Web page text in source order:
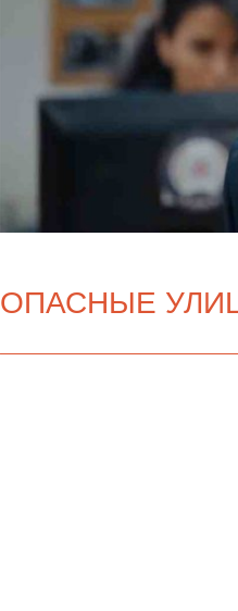
ОПАСНЫЕ